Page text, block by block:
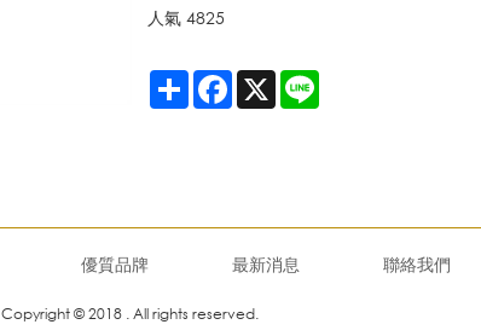
人氣 4825
Share Facebook
X
優質品牌 最新消息 聯絡我們
Copyright © 2018 . All rights reserved.